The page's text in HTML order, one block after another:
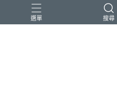
選單 搜尋